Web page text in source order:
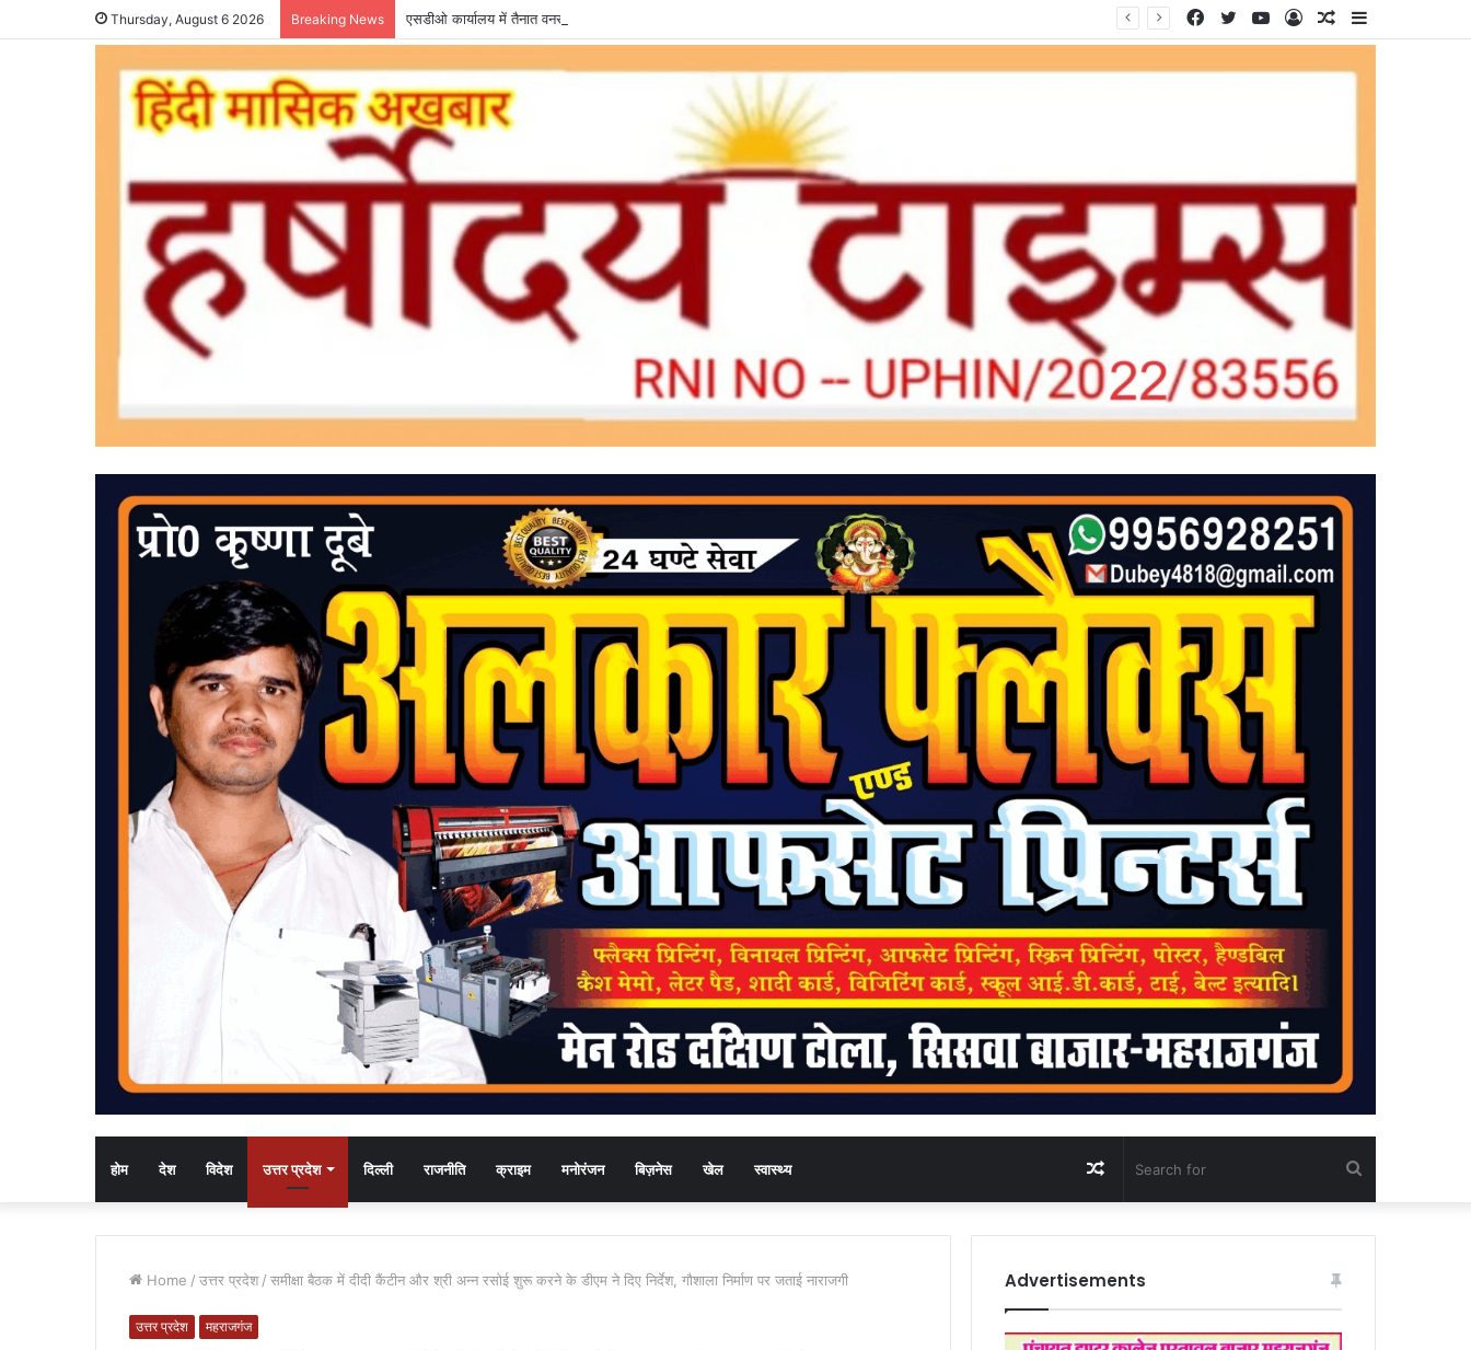
Thursday, August 6 2026 Breaking News एसडीओ कार्यालय में तैनात वनरक्षक पर रिश्वतखोरी के आरोप, जांच की उठी मांग Sidebar
Random
Log
YouTube
Twitter
Facebook
होम देश विदेश उत्तर प्रदेश दिल्ली राजनीति क्राइम मनोरंजन बिज़नेस खेल स्वास्थ्य
for
Random
Article
Home / उत्तर प्रदेश / समीक्षा बैठक में दीदी कैंटीन और श्री अन्न रसोई शुरू करने के डीएम ने दिए निर्देश, गौशाला निर्माण पर जताई नाराजगी
उत्तर प्रदेश महराजगंज
Advertisements